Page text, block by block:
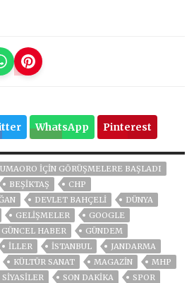
WhatsApp Pinterest
IÇIN GÖRÜŞMELERE BAŞLADI
BEŞIKTAŞ
CHP
DEVLET BAHÇELİ
DÜNYA
GELIŞMELER
GOOGLE
GÜNCEL HABER
GÜNDEM
İLLER ISTANBUL
JANDARMA
KÜLTÜR SANAT MAGAZİN
MHP
SİYASİLER SON DAKIKA
SPOR